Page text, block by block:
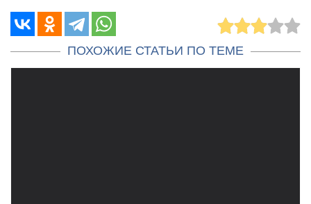
ПОХОЖИЕ СТАТЬИ ПО ТЕМЕ